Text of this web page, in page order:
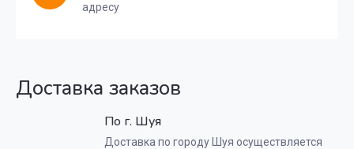
адресу
Доставка заказов
По г. Шуя
Доставка по городу Шуя осуществляется